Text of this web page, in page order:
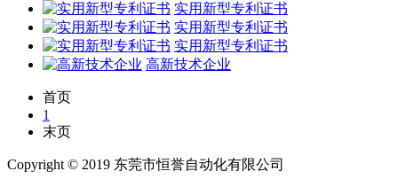
实用新型专利证书
实用新型专利证书
实用新型专利证书
高新技术企业
首页
1
末页
Copyright © 2019 东莞市恒誉自动化有限公司